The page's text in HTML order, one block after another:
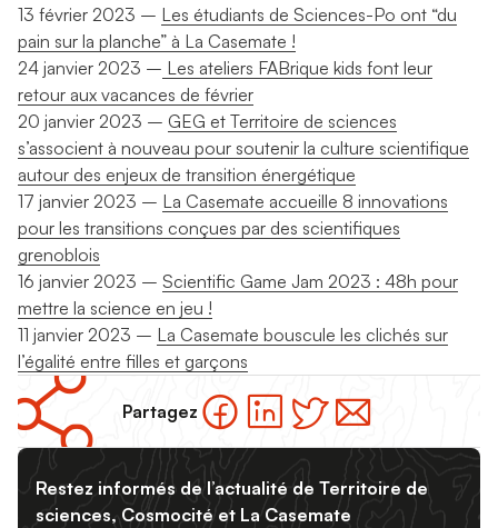
13 février 2023 – Les étudiants de Sciences-Po ont “du
pain sur la planche” à La Casemate !
24 janvier 2023 – Les ateliers FABrique kids font leur
retour aux vacances de février
20 janvier 2023 – GEG et Territoire de sciences
s’associent à nouveau pour soutenir la culture scientifique
autour des enjeux de transition énergétique
17 janvier 2023 – La Casemate accueille 8 innovations
pour les transitions conçues par des scientifiques
grenoblois
16 janvier 2023 – Scientific Game Jam 2023 : 48h pour
mettre la science en jeu !
11 janvier 2023 – La Casemate bouscule les clichés sur
l’égalité entre filles et garçons
Partagez
Restez informés de l’actualité de Territoire de
sciences, Cosmocité et La Casemate